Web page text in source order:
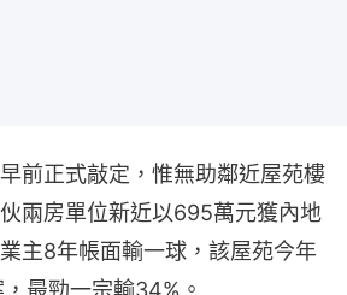
前正式敲定，惟無助鄰近屋苑樓
兩房單位新近以695萬元獲內地
主8年帳面輸一球，該屋苑今年
最勁一宗輸34%。